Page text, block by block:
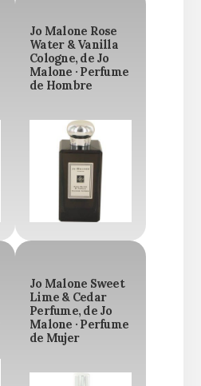
Jo Malone Rose
Water & Vanilla
Cologne, de Jo
Malone · Perfume
de Hombre
Jo Malone Sweet
Lime & Cedar
Perfume, de Jo
Malone · Perfume
de Mujer